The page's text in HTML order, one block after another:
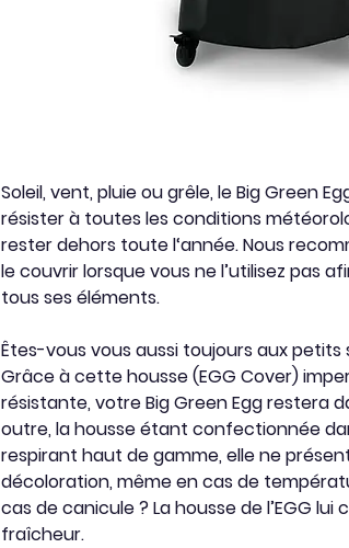
Soleil, vent, pluie ou grêle, le Big Green
résister à toutes les conditions
rester dehors toute l‘année. Nous
le couvrir lorsque vous ne l’utilisez pas
tous ses éléments.
Êtes-vous vous aussi toujours aux petits
Grâce à cette housse (EGG Cover)
résistante, votre Big Green Egg restera
outre, la housse étant confectionnée
respirant haut de gamme, elle ne
décoloration, même en cas de
cas de canicule ? La housse de l’EGG lui
fraîcheur.